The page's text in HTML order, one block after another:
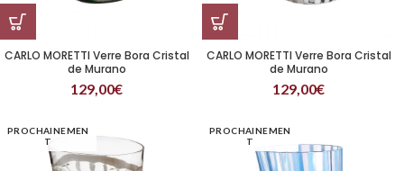
CARLO MORETTI Verre Bora Cristal
de Murano
129,00€
CARLO MORETTI Verre Bora Cristal
de Murano
129,00€
PROCHAINEMEN
T
PROCHAINEMEN
T